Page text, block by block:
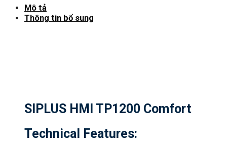
Mô tả
Thông tin bổ sung
SIPLUS HMI TP1200 Comfort
Technical Features: